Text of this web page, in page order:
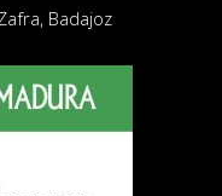
Badajoz